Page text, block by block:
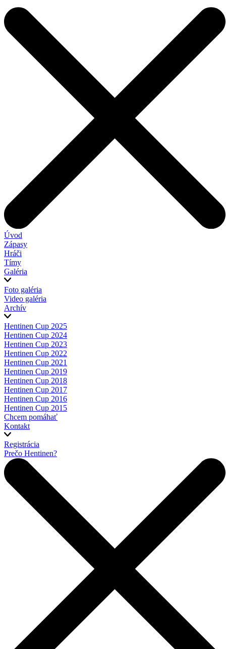
Úvod
Zápasy
Hráči
Tímy
Galéria
Foto galéria
Video galéria
Archív
Hentinen Cup 2025
Hentinen Cup 2024
Hentinen Cup 2023
Hentinen Cup 2022
Hentinen Cup 2021
Hentinen Cup 2019
Hentinen Cup 2018
Hentinen Cup 2017
Hentinen Cup 2016
Hentinen Cup 2015
Chcem pomáhať
Kontakt
Registrácia
Prečo Hentinen?